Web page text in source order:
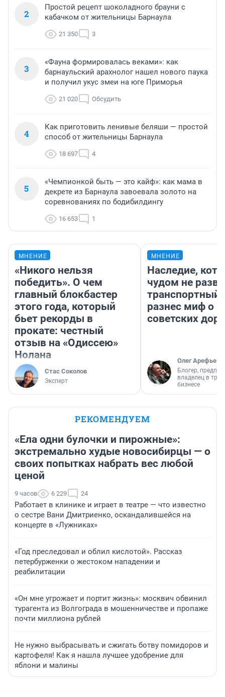
2
Простой рецепт шоколадного брауни с
кабачком от жительницы Барнаула
21 350 3
3
«Фауна формировалась веками»: как
барнаульский арахнолог нашел нового паука
и получил укус змеи на юге Приморья
21 020 Обсудить
4
Как приготовить ленивые беляши — простой
способ от жительницы Барнаула
18 697 4
5
«Чемпионкой быть — это кайф»: как мама в
декрете из Барнаула завоевала золото на
соревнованиях по бодибилдингу
16 653 1
МНЕНИЕ
«Никого нельзя
победить». О чем
главный блокбастер
этого года, который
бьет рекорды в
прокате: честный
отзыв на «Одиссею»
Нолана
Стас Соколов
Эксперт
МНЕНИЕ
Наследие,
чудом не
транспортный
разнес миф о
советских
Олег Арефьев
Блогер,
владелец в
бизнесе
РЕКОМЕНДУЕМ
«Ела одни булочки и пирожные»:
экстремально худые новосибирцы — о
своих попытках набрать вес любой
ценой
9 часов 6 229 24
Работает в клинике и играет в театре — что известно
о сестре Вани Дмитриенко, оскандалившейся на
концерте в «Лужниках»
«Год преследовал и облил кислотой». Рассказ
петербурженки о жестоком нападении и
реабилитации
«Он мне угрожает и портит жизнь»: москвич обвинил
турагента из Волгограда в мошенничестве и пропаже
почти миллиона рублей
Не нужно выбрасывать и сжигать ботву помидоров и
картофеля! Как я нашла лучшее удобрение для
яблони и малины